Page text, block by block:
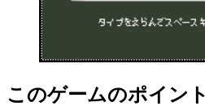
このゲームのポイント